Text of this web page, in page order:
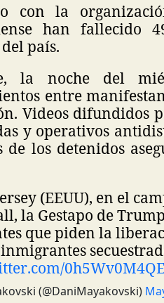
con la
han fallecido
país.
la noche del
entre
Videos difundidos
y operativos
de los detenidos
(EEUU), en el
la Gestapo de
que piden la
(@DaniMayakovski)